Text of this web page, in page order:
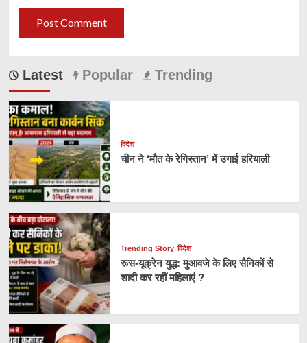
Latest Popular Trending
विदेश
चीन ने ‘मौत के रेगिस्तान’ में उगाई हरियाली
Trending Story विदेश
रूस-यूक्रेन युद्ध: मुआवजे के लिए सैनिकों से
शादी कर रहीं महिलाएं ?